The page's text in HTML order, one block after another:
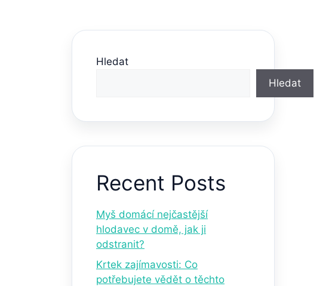
Hledat
Hledat
Recent Posts
Myš domácí nejčastější
hlodavec v domě, jak ji
odstranit?
Krtek zajímavosti: Co
potřebujete vědět o těchto